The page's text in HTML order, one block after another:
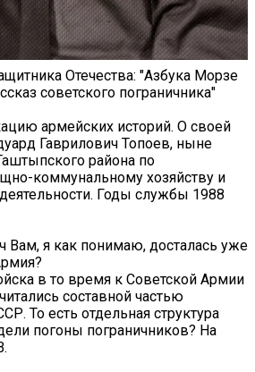
Отечества: "Азбука Морзе
советского пограничника"
армейских историй. О своей
Гаврилович Топоев, ныне
района по
коммунальному хозяйству и
Годы службы 1988
Вам, я как понимаю, досталась уже
в то время к Советской Армии
составной частью
То есть отдельная структура
погоны пограничников? На